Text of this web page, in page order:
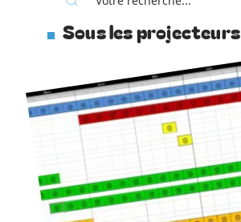
Sous les projecteurs